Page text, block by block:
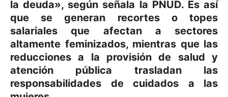
la deuda», según señala la PNUD. Es así
que se generan recortes o topes
salariales que afectan a sectores
altamente feminizados, mientras que las
reducciones a la provisión de salud y
atención pública trasladan las
responsabilidades de cuidados a las